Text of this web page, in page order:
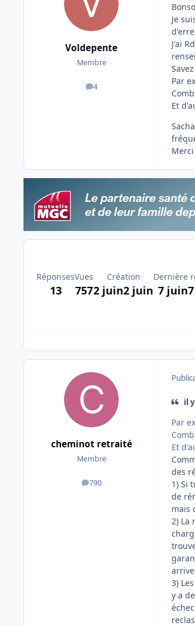
Voldepente
Membre
4
messages
Je
J'ai
Par
Et
Réponses
13
Vues
757
Création
2 juin2 juin
Dernière
7 juin
cheminot retraité
Membre
790
messages
il
Par
Et
des
1) Si
de
mais
2) La
3)
y a